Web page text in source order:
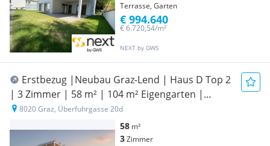
Terrasse, Garten
NEXT by GWS
€ 6.720,54/m²
€ 994.640
Erstbezug |Neubau Graz-Lend | Haus D Top 2
| 3 Zimmer | 58 m² | 104 m² Eigengarten |
Kühlung
8020 Graz, Überfuhrgasse 20d
58 m²
3Zimmer